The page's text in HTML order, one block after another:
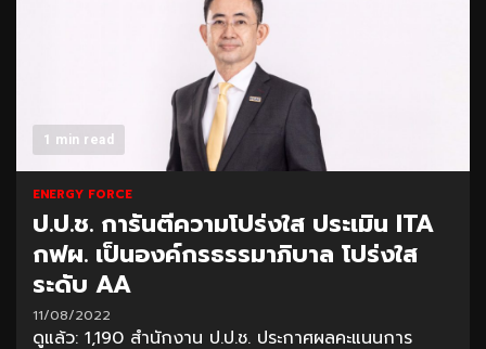
1 min read
ENERGY FORCE
ป.ป.ช. การันตีความโปร่งใส ประเมิน ITA
กฟผ. เป็นองค์กรธรรมาภิบาล โปร่งใส
ระดับ AA
11/08/2022
ดูแล้ว: 1,190 สำนักงาน ป.ป.ช. ประกาศผลคะแนนการ